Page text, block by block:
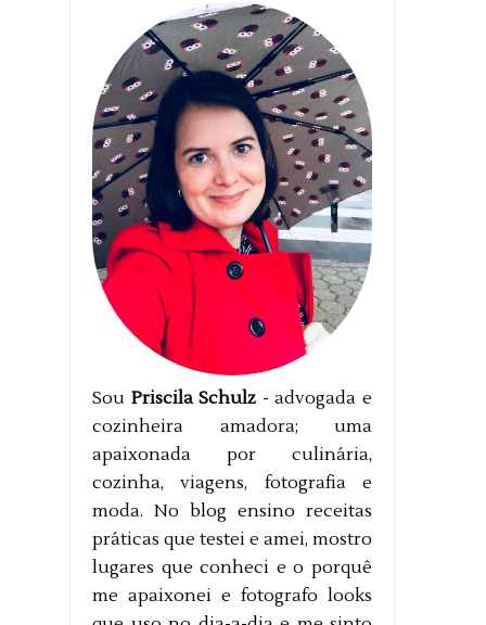
Sou Priscila Schulz - advogada e
cozinheira amadora; uma
apaixonada por culinária,
cozinha, viagens, fotografia e
moda. No blog ensino receitas
práticas que testei e amei, mostro
lugares que conheci e o porquê
me apaixonei e fotografo looks